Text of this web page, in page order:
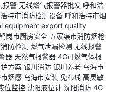
报警 无线燃气报警器批发 呼和浩
特市消防检测设备 呼和浩特市烟
equipment export quality
岗市厨房安全 五家渠市消防烟枪
防检测 燃气泄漏检测 无线报警
器 天然气报警器 4G可燃气体报
方案 银川消防 银川养老 乌海市
烟感 乌海市安装 免布线 高灵敏
位监控 沈阳液位计 沈阳消防 4G